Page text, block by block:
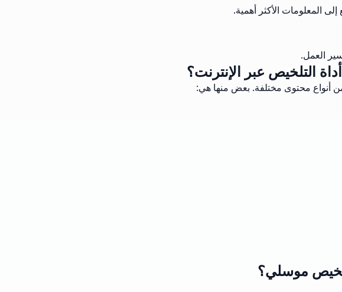
المعلومات الأكثر أهمية.
العمل.
التلخيص عبر الإنترنت؟
أنواع محتوى مختلفة. بعض منها هي:
موسلي؟